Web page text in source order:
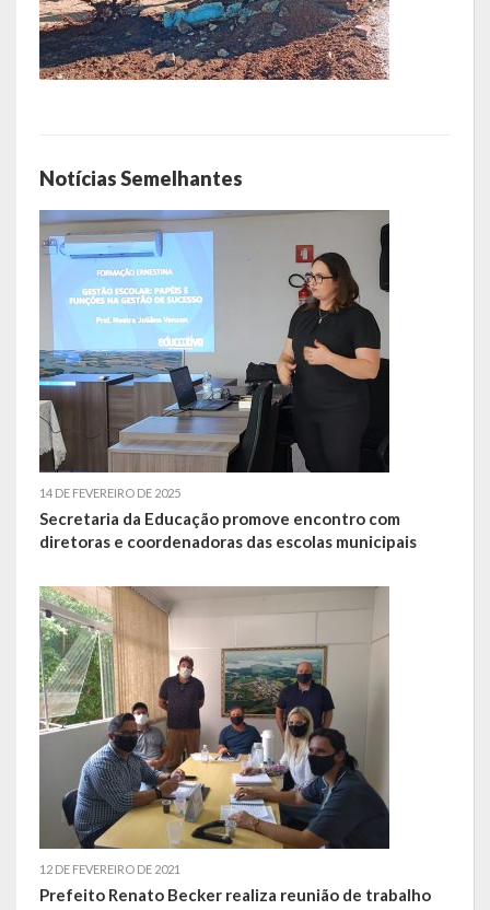
Notícias Semelhantes
14 DE FEVEREIRO DE 2025
Secretaria da Educação promove encontro com
diretoras e coordenadoras das escolas municipais
12 DE FEVEREIRO DE 2021
Prefeito Renato Becker realiza reunião de trabalho